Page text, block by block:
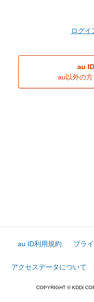
ログイ
au
au以外の
au ID利用規約 プラ
アクセスデータについて
COPYRIGHT © KDDI